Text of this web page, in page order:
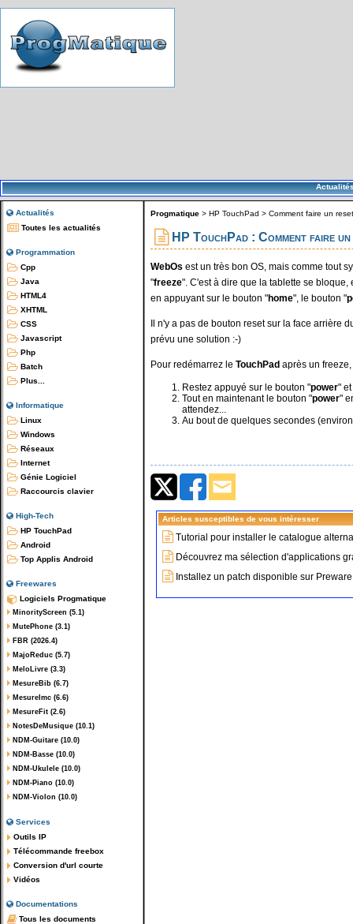
Actualités
Toutes les actualités
Programmation
Cpp
Java
HTML4
XHTML
CSS
Javascript
Php
Batch
Plus...
Informatique
Linux
Windows
Réseaux
Internet
Génie Logiciel
Raccourcis clavier
High-Tech
HP TouchPad
Android
Top Applis Android
Freewares
Logiciels Progmatique
MinorityScreen (5.1)
MutePhone (3.1)
FBR (2026.4)
MajoReduc (5.7)
MeloLivre (3.3)
MesureBib (6.7)
MesureImc (6.6)
MesureFit (2.6)
NotesDeMusique (10.1)
NDM-Guitare (10.0)
NDM-Basse (10.0)
NDM-Ukulele (10.0)
NDM-Piano (10.0)
NDM-Violon (10.0)
Services
Outils IP
Télécommande freebox
Conversion d'url courte
Vidéos
Documentations
Tous les documents
Progmatique > HP TouchPad > Comment faire un
HP TouchPad : Comment faire
WebOs est un très bon OS, mais comme tout
"freeze". C'est à dire que la tablette se
en appuyant sur le bouton "home", le bouton "
Il n'y a pas de bouton reset sur la face arrière
prévu une solution :-)
Pour redémarrez le TouchPad après un
Restez appuyé sur le bouton "power"
Tout en maintenant le bouton "power"
attendez...
Au bout de quelques secondes
Articles susceptibles de vous intéresser
Tutorial pour installer le catalogue
Découvrez ma sélection d'applications
Installez un patch disponible sur